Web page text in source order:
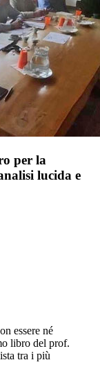
per la
lucida e
essere né
libro del prof.
tra i più